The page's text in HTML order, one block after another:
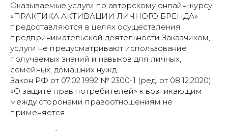
Оказываемые услуги по авторскому онлайн-курсу
«ПРАКТИКА АКТИВАЦИИ ЛИЧНОГО БРЕНДА»
предоставляются в целях осуществления
предпринимательской деятельности Заказчиком,
услуги не предусматривают использование
получаемых знаний и навыков для личных,
семейных, домашних нужд.
Закон РФ от 07.02.1992 № 2300-1 (ред. от 08.12.2020)
«О защите прав потребителей» к возникающим
между сторонами правоотношениям не
применяется.